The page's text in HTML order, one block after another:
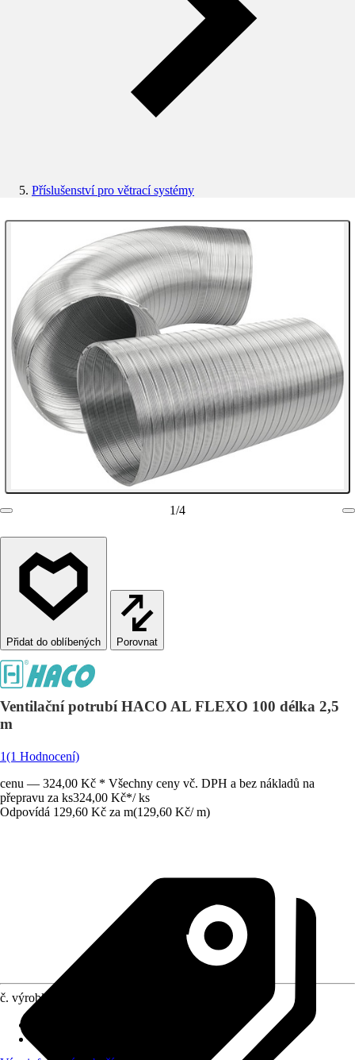
Příslušenství pro větrací systémy
1/4
Porovnat
Ventilační potrubí HACO AL FLEXO 100 délka 2,5
m
1(1 Hodnocení)
cenu — 324,00 Kč * Všechny ceny vč. DPH a bez nákladů na
přepravu za ks324,00 Kč*/ ks
Odpovídá 129,60 Kč za m(129,60 Kč/ m)
č. výrobku